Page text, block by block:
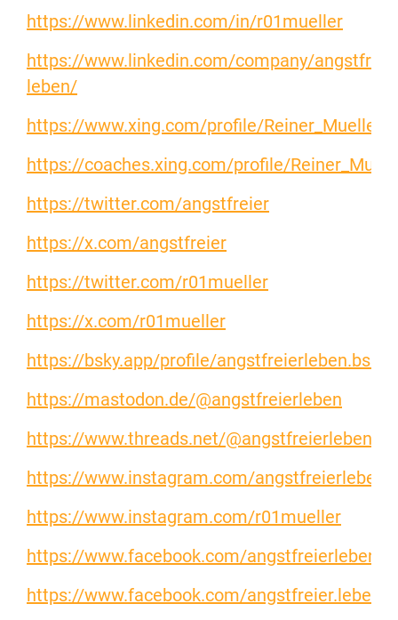
https://www.linkedin.com/in/r01mueller
https://www.linkedin.com/company/
leben/
https://www.xing.com/profile/Reiner_Mueller6
https://coaches.xing.com/profile/
https://twitter.com/angstfreier
https://x.com/angstfreier
https://twitter.com/r01mueller
https://x.com/r01mueller
https://bsky.app/profile/
https://mastodon.de/@angstfreierleben
https://www.threads.net/@angstfreierleben
https://www.instagram.com/angstfreierleben
https://www.instagram.com/r01mueller
https://www.facebook.com/
https://www.facebook.com/angstfreier.leben